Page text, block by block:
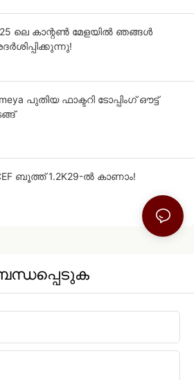
ലെ കാന്റൺ മേളയിൽ ഞങ്ങൾ
പുതിയ ഫാക്ടറി ടോപ്പിംഗ് ഔട്ട്
ബൂത്ത് 1.2K29-ൽ കാണാം!